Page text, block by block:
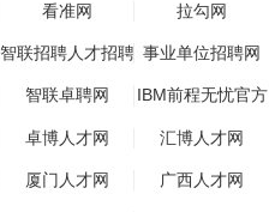
看准网 拉勾网
智联招聘人才招聘
信息
事业单位招聘网
智联卓聘网 IBM前程无忧官方
招聘网站
卓博人才网 汇博人才网
厦门人才网 广西人才网